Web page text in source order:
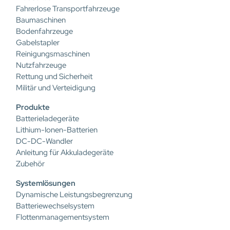
Fahrerlose Transportfahrzeuge
Baumaschinen
Bodenfahrzeuge
Gabelstapler
Reinigungsmaschinen
Nutzfahrzeuge
Rettung und Sicherheit
Militär und Verteidigung
Produkte
Batterieladegeräte
Lithium-Ionen-Batterien
DC-DC-Wandler
Anleitung für Akkuladegeräte
Zubehör
Systemlösungen
Dynamische Leistungsbegrenzung
Batteriewechselsystem
Flottenmanagementsystem